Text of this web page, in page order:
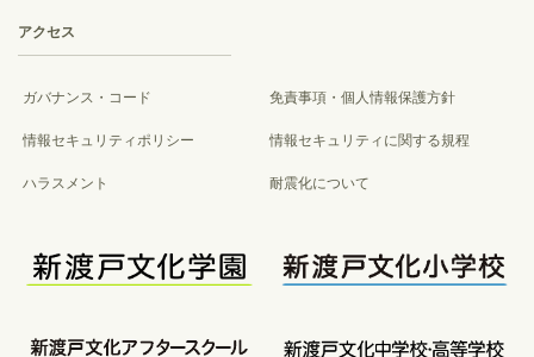
アクセス
ガバナンス・コード 免責事項・個人情報保護方針
情報セキュリティポリシー 情報セキュリティに関する規程
ハラスメント 耐震化について